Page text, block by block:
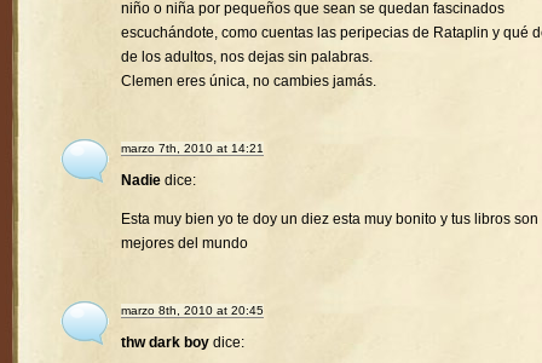
niño o niña por pequeños que sean se quedan fascinados
escuchándote, como cuentas las peripecias de Rataplin y qué
de los adultos, nos dejas sin palabras.
Clemen eres única, no cambies jamás.
marzo 7th, 2010 at 14:21
Nadie dice:
Esta muy bien yo te doy un diez esta muy bonito y tus libros son
mejores del mundo
marzo 8th, 2010 at 20:45
thw dark boy dice: